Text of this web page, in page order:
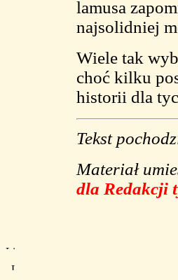
lamusa
najsolidniej
Wiele tak
choć kilku
historii dla
Tekst
Materiał
dla Redakcji